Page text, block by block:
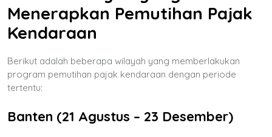
Menerapkan Pemutihan Pajak
Kendaraan
Berikut adalah beberapa wilayah yang memberlakukan
program pemutihan pajak kendaraan dengan periode
tertentu:
Banten (21 Agustus – 23 Desember)